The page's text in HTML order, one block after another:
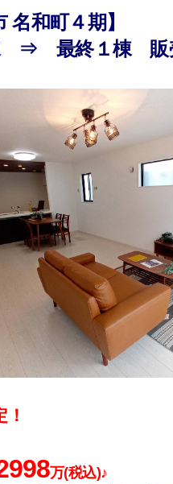
名和町４期】
⇒ 最終１棟 販
万(税込)♪